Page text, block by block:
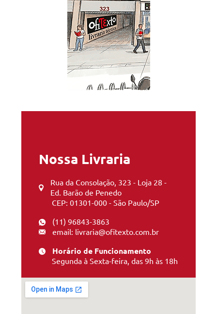
Nossa Livraria
Rua da Consolação, 323 - Loja 28 -
Ed. Barão de Penedo
CEP: 01301-000 - São Paulo/SP
(11) 96843-3863
email: livraria@ofitexto.com.br
Horário de Funcionamento
Segunda à Sexta-feira, das 9h às 18h